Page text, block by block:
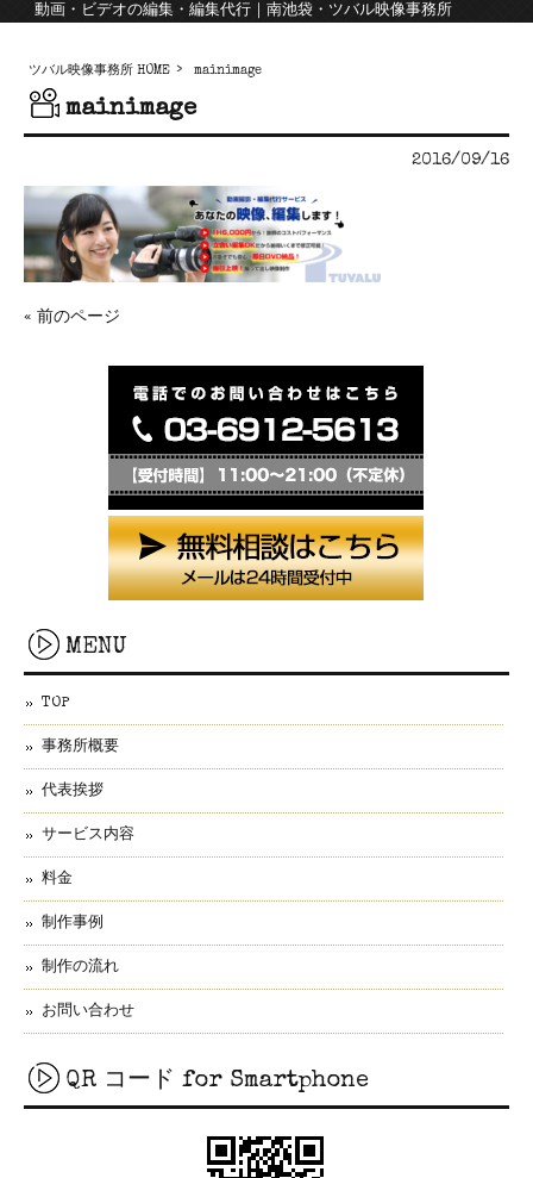
動画・ビデオの編集・編集代行｜南池袋・ツバル映像事務所
ツバル映像事務所 HOME > mainimage
mainimage
2016/09/16
« 前のページ
MENU
TOP
事務所概要
代表挨拶
サービス内容
料金
制作事例
制作の流れ
お問い合わせ
QR コード for Smartphone